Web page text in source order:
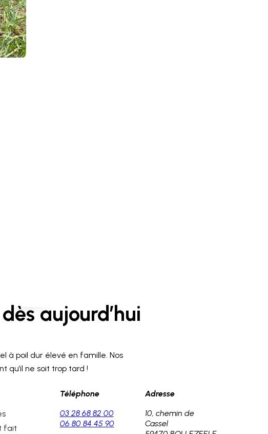
dès aujourd’hui
à poil dur élevé en famille. Nos
qu’il ne soit trop tard !
fait
Téléphone
03 28 68 82 00
06 80 84 45 90
Adresse
10, chemin de
Cassel